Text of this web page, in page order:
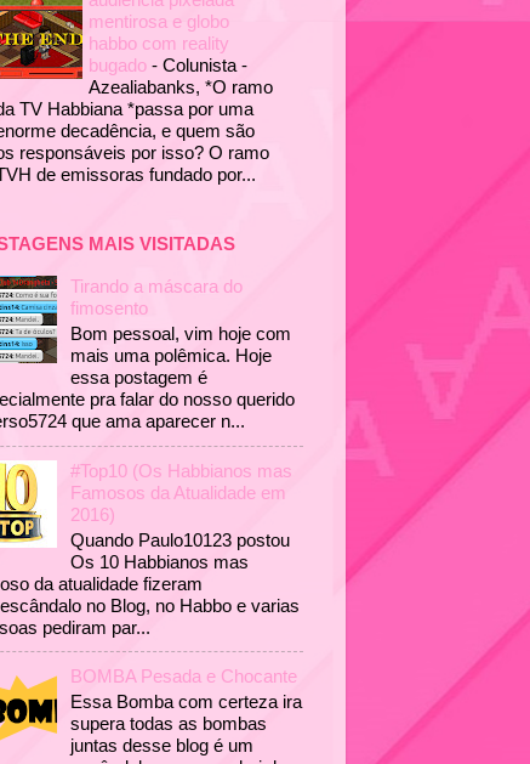
mentirosa e globo
habbo com reality
bugado - Colunista -
Azealiabanks, *O ramo
TV Habbiana *passa por uma
decadência, e quem são
responsáveis por isso? O ramo
de emissoras fundado por...
MAIS VISITADAS
Tirando a máscara do
fimosento
Bom pessoal, vim hoje com
mais uma polêmica. Hoje
essa postagem é
pra falar do nosso querido
que ama aparecer n...
#Top10 (Os Habbianos mas
Famosos da Atualidade em
2016)
Quando Paulo10123 postou
Os 10 Habbianos mas
da atualidade fizeram
no Blog, no Habbo e varias
pediram par...
BOMBA Pesada e Chocante
Essa Bomba com certeza ira
supera todas as bombas
juntas desse blog é um